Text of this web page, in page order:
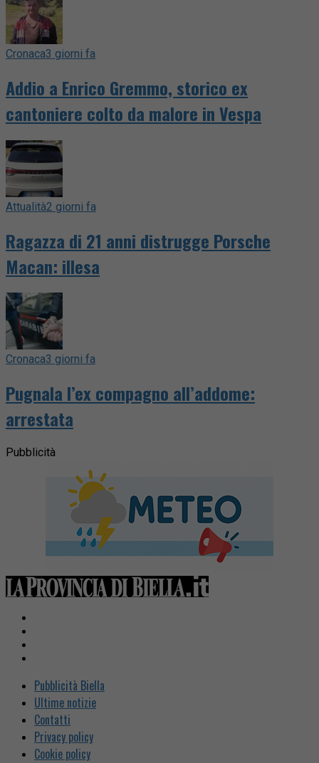
Cronaca3 giorni fa
Addio a Enrico Gremmo, storico ex
cantoniere colto da malore in Vespa
Attualità2 giorni fa
Ragazza di 21 anni distrugge Porsche
Macan: illesa
Cronaca3 giorni fa
Pugnala l’ex compagno all’addome:
arrestata
Pubblicità
Pubblicità Biella
Ultime notizie
Contatti
Privacy policy
Cookie policy